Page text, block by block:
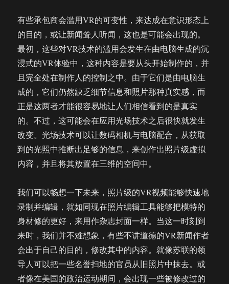
有些承包商会滥用VR的可变性，来达成在意识形态上
的目的，或让新闻耸人听闻，这也是可能会出现的。
最初，这些对VR技术的滥用会发生在由电脑生成的沉
浸式的VR体验中，这种内容是要从头开始制作的，并
且完全处在制作人的控制之中。由于它们是由电脑生
成的，它们仍然缺乏细节信息和照片那种真实感，而
正是这两者才能很容易地让人们相信看到的是真实
的。不过，这可能会在应用光场技术之后很快就发生
改变。光场技术可以让数码相机与电脑配合，从获取
到的光照中推断出足够的信息，来创作出照片级虚拟
内容，并且将其放置在三维的空间中。
我们可以畅想一下未来，照片级的VR视频能够快速地
录制并编辑，就如同现在照片编辑工具能够把模特的
身材修的更好，来用作杂志封面一样。当这一时刻到
来时，我们并不难想象，有些不讲道德的VR新闻作者
会出于自己的目的，修改其中的内容。就像苏联的领
导人可以把一些名誉扫地的官员从旧照片中抹去。或
者像在美国的政治运动期间，会出现一些被修改过的